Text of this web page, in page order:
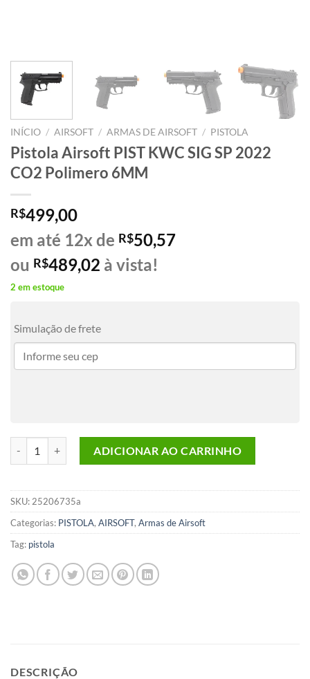
INÍCIO / AIRSOFT / ARMAS DE AIRSOFT / PISTOLA
Pistola Airsoft PIST KWC SIG SP 2022
CO2 Polimero 6MM
R$499,00
em até 12x de R$50,57
ou R$489,02 à vista!
2 em estoque
Simulação de frete
ADICIONAR AO CARRINHO
SKU: 25206735a
Categorias: PISTOLA, AIRSOFT, Armas de Airsoft
Tag: pistola
DESCRIÇÃO